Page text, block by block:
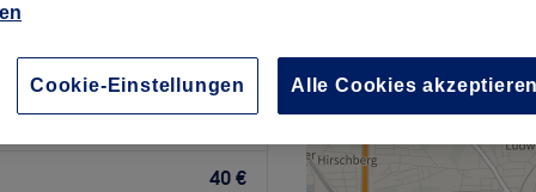
40 €
Cookie-Einstellungen Alle Cookies